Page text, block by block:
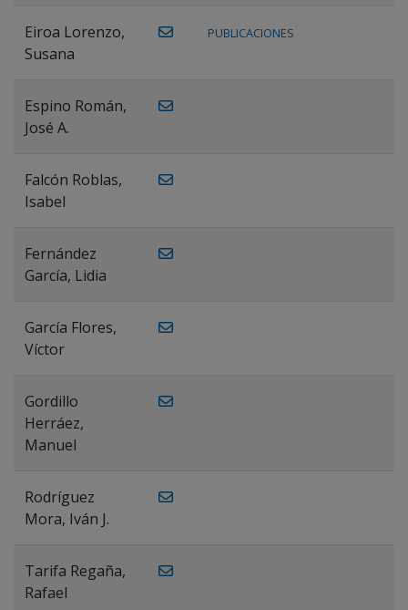
Eiroa Lorenzo,
Susana
PUBLICACIONES
Espino Román,
José A.
Falcón Roblas,
Isabel
Fernández
García, Lidia
García Flores,
Víctor
Gordillo
Herráez,
Manuel
Rodríguez
Mora, Iván J.
Tarifa Regaña,
Rafael